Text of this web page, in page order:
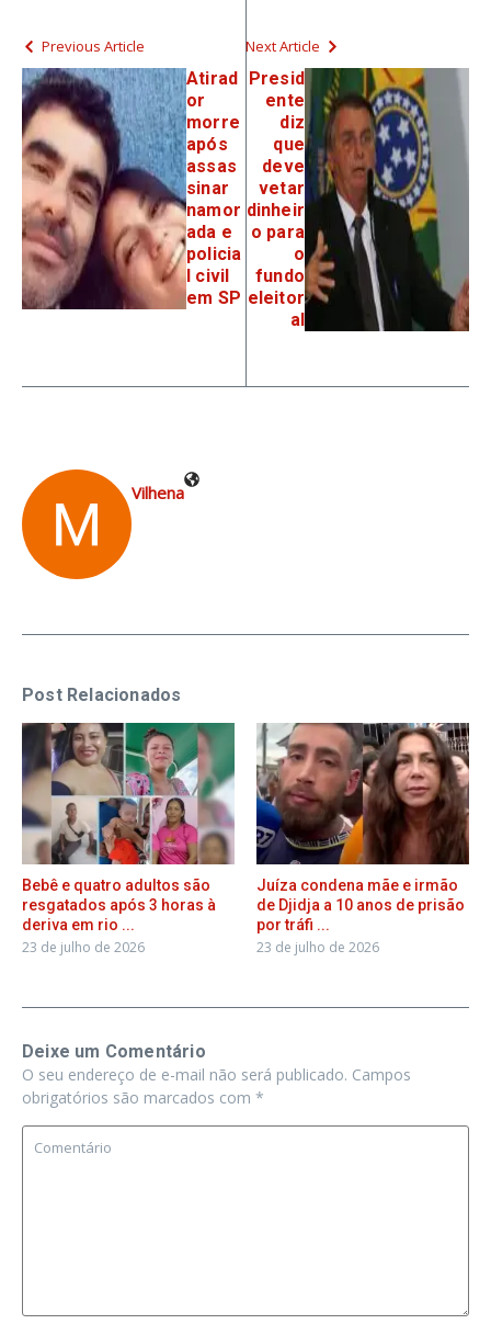
Previous Article
Atirad
or
morre
após
assas
sinar
namor
ada e
policia
l civil
em SP
Next Article
Presid
ente
diz
que
deve
vetar
dinheir
o para
o
fundo
eleitor
al
Vilhena
Post Relacionados
Bebê e quatro adultos são
resgatados após 3 horas à
deriva em rio ...
23 de julho de 2026
Juíza condena mãe e irmão
de Djidja a 10 anos de prisão
por tráfi ...
23 de julho de 2026
Deixe um Comentário
O seu endereço de e-mail não será publicado. Campos
obrigatórios são marcados com *